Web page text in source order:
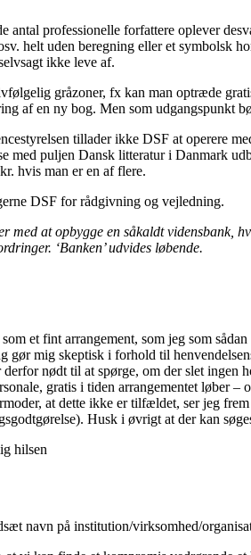
antal professionelle forfattere oplever
helt uden beregning eller et symbolsk
ikke leve af.
gråzoner, fx kan man optræde
af en ny bog. Men som udgangspunkt
tillader ikke DSF at operere
med puljen Dansk litteratur i Danmark
hvis man er en af flere.
DSF for rådgivning og vejledning.
med at opbygge en såkaldt vidensbank,
‘Banken’ udvides løbende.
et fint arrangement, som jeg som
gør mig skeptisk i forhold til
derfor nødt til at spørge, om der slet ingen
gratis i tiden arrangementet løber –
at dette ikke er tilfældet, ser jeg
Husk i øvrigt at der kan
hilsen
navn på institution/virksomhed/